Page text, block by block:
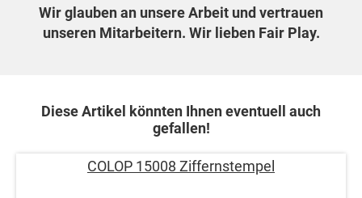
Wir glauben an unsere Arbeit und vertrauen
unseren Mitarbeitern. Wir lieben Fair Play.
Diese Artikel könnten Ihnen eventuell auch
gefallen!
COLOP 15008 Ziffernstempel